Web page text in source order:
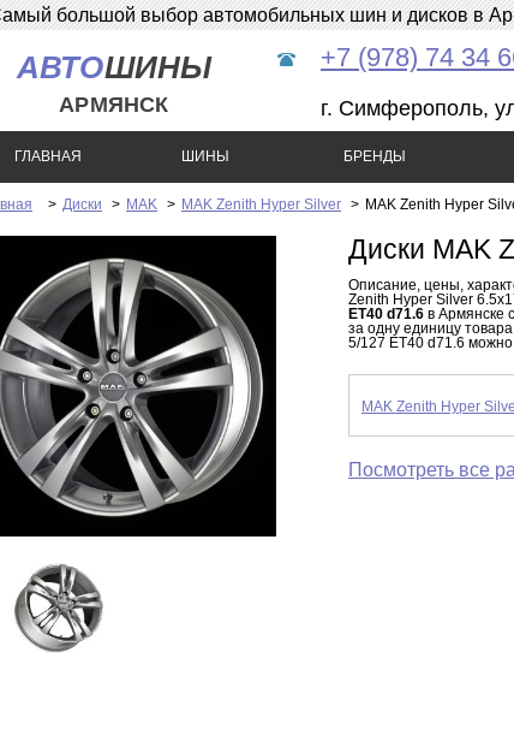
большой выбор автомобильных шин и дисков в
АВТОШИНЫ
АРМЯНСК
+7 (978) 74 34
г. Симферополь,
ГЛАВНАЯ ШИНЫ БРЕНДЫ
> Диски > MAK > MAK Zenith Hyper Silver > MAK Zenith Hyper
Диски MAK
Описание, цены,
Zenith Hyper Silver
ET40 d71.6 в Армянске
за одну единицу
5/127 ET40 d71.6 можно
MAK Zenith Hyper
Посмотреть все